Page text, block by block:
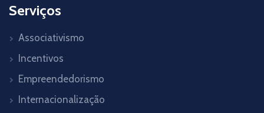
Serviços
Associativismo
Incentivos
Empreendedorismo
Internacionalização